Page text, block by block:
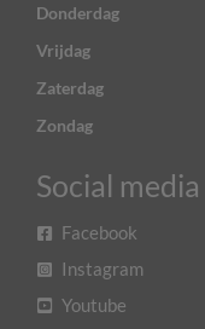
Donderdag
Vrijdag
Zaterdag
Zondag
Social media
Facebook
Instagram
Youtube